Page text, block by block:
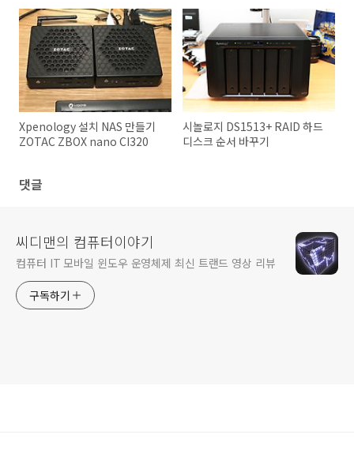
Xpenology 설치 NAS 만들기
ZOTAC ZBOX nano CI320
시놀로지 DS1513+ RAID 하드
디스크 순서 바꾸기
댓글
씨디맨의 컴퓨터이야기
컴퓨터 IT 모바일 윈도우 운영체제 최신 트랜드 영상 리뷰
구독하기